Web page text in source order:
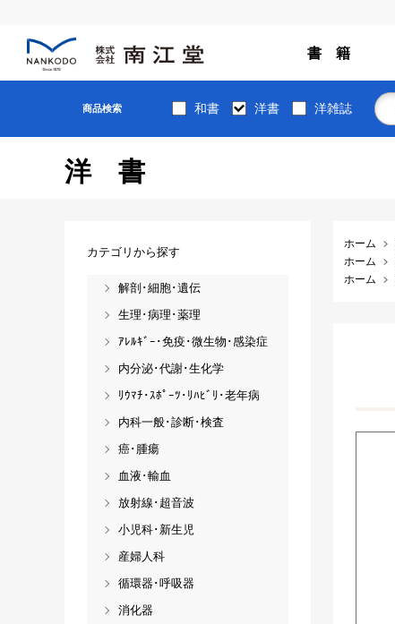
書 籍
商品検索 和書 洋書 洋雑誌
洋書
ホーム
ホーム
ホーム
カテゴリから探す
解剖･細胞･遺伝
生理･病理･薬理
ｱﾚﾙｷﾞｰ･免疫･微生物･感染症
内分泌･代謝･生化学
ﾘｳﾏﾁ･ｽﾎﾟｰﾂ･ﾘﾊﾋﾞﾘ･老年病
内科一般･診断･検査
癌･腫瘍
血液･輸血
放射線･超音波
小児科･新生児
産婦人科
循環器･呼吸器
消化器